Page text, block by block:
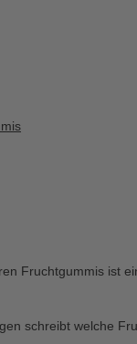
Fruchtgummis ist
schreibt welche